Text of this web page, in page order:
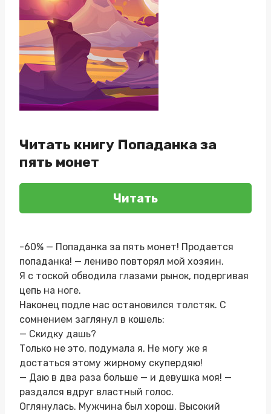
Читать книгу Попаданка за
пять монет
Читать
-60% — Попаданка за пять монет! Продается
попаданка! — лениво повторял мой хозяин.
Я с тоской обводила глазами рынок, подергивая
цепь на ноге.
Наконец подле нас остановился толстяк. С
сомнением заглянул в кошель:
— Скидку дашь?
Только не это, подумала я. Не могу же я
достаться этому жирному скупердяю!
— Даю в два раза больше — и девушка моя! —
раздался вдруг властный голос.
Оглянулась. Мужчина был хорош. Высокий